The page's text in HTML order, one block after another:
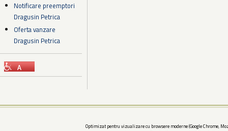
Notificare preemptori
Dragusin Petrica
Oferta vanzare
Dragusin Petrica
Optimizat pentru vizualizare cu browsere moderne (Google Chrome,